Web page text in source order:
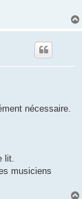
nécessaire.
lit.
musiciens